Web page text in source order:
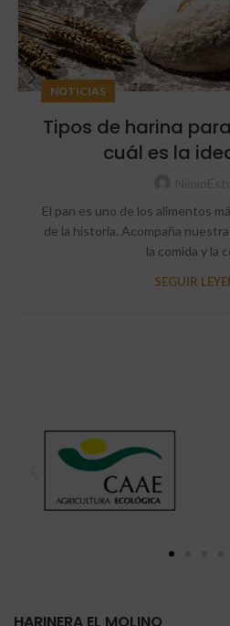
NOTICIAS
Tipos de harina
cuál es la
El pan es uno de los alimentos
de la historia. Acompaña
la comida y la
SEGUIR